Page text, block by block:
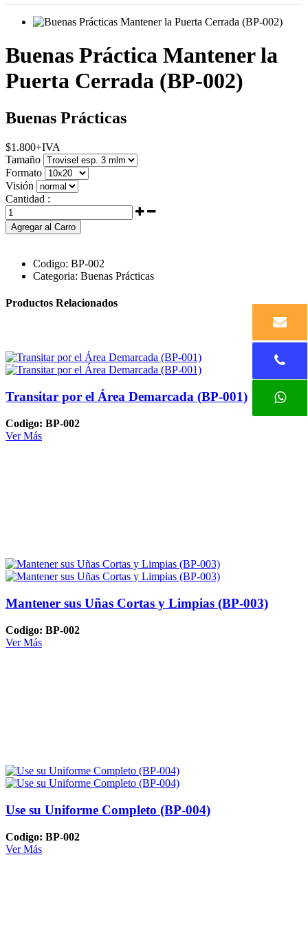
Buenas Práctica Mantener la
Puerta Cerrada (BP-002)
Buenas Prácticas
$1.800+IVA
Tamaño
Formato
Visión
Cantidad :
Agregar al Carro
Codigo: BP-002
Categoria: Buenas Prácticas
Productos Relacionados
Transitar por el Área Demarcada (BP-001)
Codigo: BP-002
Ver Más
Mantener sus Uñas Cortas y Limpias (BP-003)
Codigo: BP-002
Ver Más
Use su Uniforme Completo (BP-004)
Codigo: BP-002
Ver Más